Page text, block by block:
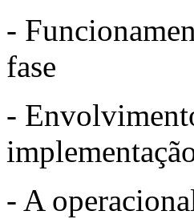
-
fase
-
- A